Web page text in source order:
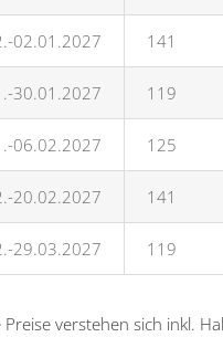
02.01.2027 141
30.01.2027 119
06.02.2027 125
20.02.2027 141
29.03.2027 119
Prei­se ver­ste­hen sich inkl.